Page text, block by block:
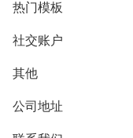
别墅设计营销
模型协同展示分享
别墅社区
热门模板
欧式别墅
中式别墅
社交账户
B站
抖音
微信公众号
其他
用户服务协议
隐私政策
公司地址